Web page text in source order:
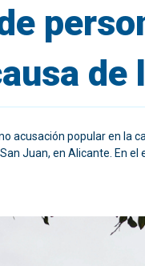
acusación popular en la
Juan, en Alicante. En